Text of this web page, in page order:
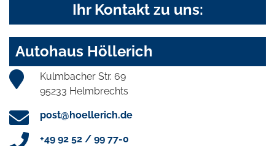
Ihr Kontakt zu uns:
Autohaus Höllerich
Kulmbacher Str. 69
95233 Helmbrechts
post@hoellerich.de
+49 92 52 / 99 77-0